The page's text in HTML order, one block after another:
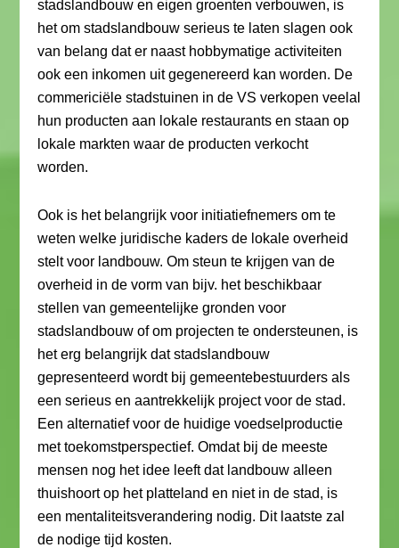
stadslandbouw en eigen groenten verbouwen, is
het om stadslandbouw serieus te laten slagen ook
van belang dat er naast hobbymatige activiteiten
ook een inkomen uit gegenereerd kan worden. De
commericiële stadstuinen in de VS verkopen veelal
hun producten aan lokale restaurants en staan op
lokale markten waar de producten verkocht
worden.
Ook is het belangrijk voor initiatiefnemers om te
weten welke juridische kaders de lokale overheid
stelt voor landbouw. Om steun te krijgen van de
overheid in de vorm van bijv. het beschikbaar
stellen van gemeentelijke gronden voor
stadslandbouw of om projecten te ondersteunen, is
het erg belangrijk dat stadslandbouw
gepresenteerd wordt bij gemeentebestuurders als
een serieus en aantrekkelijk project voor de stad.
Een alternatief voor de huidige voedselproductie
met toekomstperspectief. Omdat bij de meeste
mensen nog het idee leeft dat landbouw alleen
thuishoort op het platteland en niet in de stad, is
een mentaliteitsverandering nodig. Dit laatste zal
de nodige tijd kosten.